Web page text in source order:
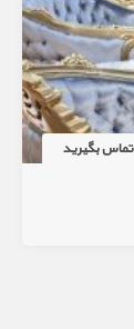
تماس بگیرید